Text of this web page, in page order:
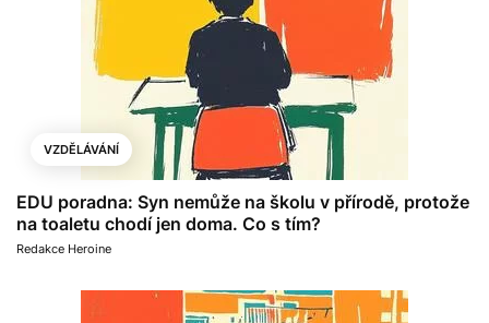
VZDĚLÁVÁNÍ
EDU poradna: Syn nemůže na školu v přírodě, protože
na toaletu chodí jen doma. Co s tím?
Redakce Heroine